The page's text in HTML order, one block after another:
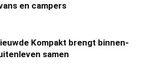
en campers
Kompakt brengt binnen-
samen